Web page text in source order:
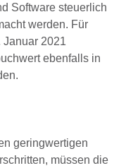
Software steuerlich
werden. Für
Januar 2021
ebenfalls in
geringwertigen
müssen die